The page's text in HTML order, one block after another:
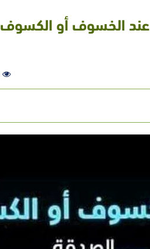
عند الخسوف أو الكسوف